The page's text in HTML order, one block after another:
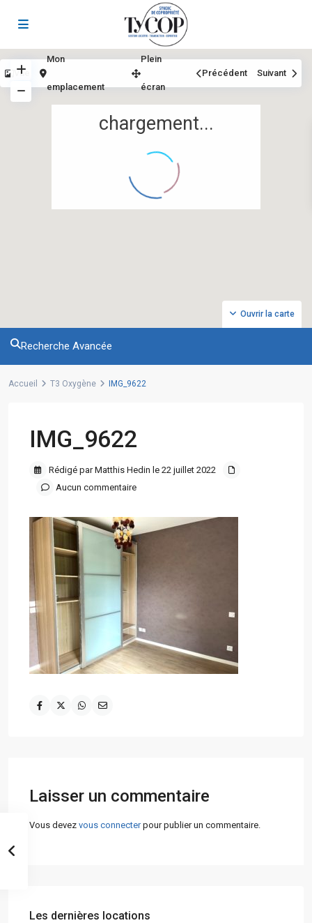
chargement...
Ouvrir la carte
Vue
Mon
emplacement
Plein
écran
Précédent Suivant
Recherche Avancée
Accueil T3 Oxygène IMG_9622
IMG_9622
Rédigé par Matthis Hedin le 22 juillet 2022
Aucun commentaire
Laisser un commentaire
Vous devez vous connecterpour publier un commentaire.
Les dernières locations